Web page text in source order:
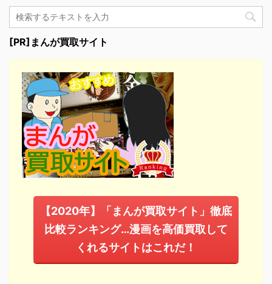
[PR]まんが買取サイト
【2020年】「まんが買取サイト」徹底
比較ランキング…漫画を高価買取して
くれるサイトはこれだ！